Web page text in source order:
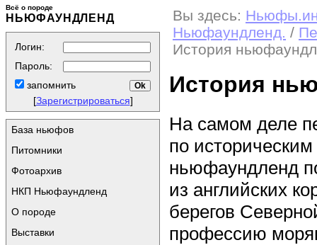
Всё о породе
НЬЮФАУНДЛЕНД
Логин:
Пароль:
запомнить
[Зарегистрироваться]
База ньюфов
Питомники
Фотоархив
НКП Ньюфаундленд
О породе
Выставки
Вы здесь:
Ньюфаундленд. /
История
История
На самом деле
по
ньюфаундленд
из английских
берегов
профессию